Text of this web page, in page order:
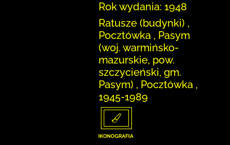
Rok wydania: 1948
Ratusze (budynki) ,
Pocztówka , Pasym
(woj. warmińsko-
mazurskie, pow.
szczycieński, gm.
Pasym) , Pocztówka ,
1945-1989